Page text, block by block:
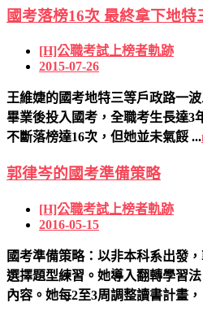
國考落榜16次 最終拿下地特
[H]公職考試上榜者軌跡
2015-07-26
王維婕的國考地特三等戶政路一
畢業後投入國考，全職考生長達3
不斷落榜達16次，但她並未氣餒 ...
郭律岑的國考準備策略
[H]公職考試上榜者軌跡
2016-05-15
國考準備策略：以非本科系出發
選擇題型練習。她導入翻轉學習
內容。她每2至3周調整讀書計畫，